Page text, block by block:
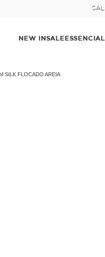
NEW IN SALE ESSENCIAL
SILK FLOCADO AREIA